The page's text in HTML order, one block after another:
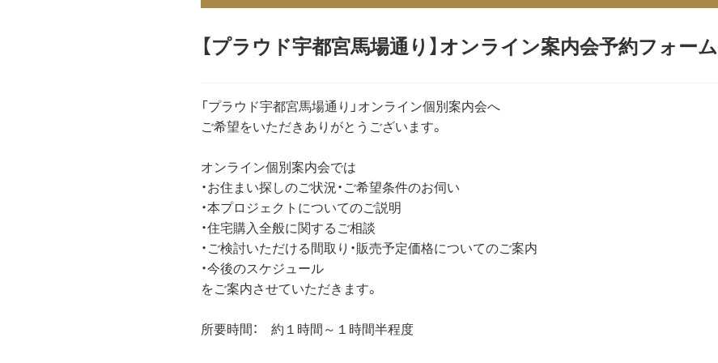
【プラウド宇都宮馬場通り】オンライン案内会予約フォーム
「プラウド宇都宮馬場通り」オンライン個別案内会へ
ご希望をいただきありがとうございます。
オンライン個別案内会では
・お住まい探しのご状況・ご希望条件のお伺い
・本プロジェクトについてのご説明
・住宅購入全般に関するご相談
・ご検討いただける間取り・販売予定価格についてのご案内
・今後のスケジュール
をご案内させていただきます。
所要時間： 約１時間～１時間半程度